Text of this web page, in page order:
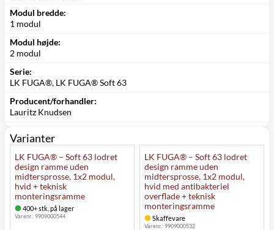
Modul bredde:
1 modul
Modul højde:
2 modul
Serie:
LK FUGA®, LK FUGA® Soft 63
Producent/forhandler:
Lauritz Knudsen
Varianter
LK FUGA® – Soft 63 lodret
design ramme uden
midtersprosse, 1x2 modul,
hvid + teknisk
monteringsramme
400+ stk. på lager
Varenr.:9909000544
LK FUGA® – Soft 63 lodret
design ramme uden
midtersprosse, 1x2 modul,
hvid med antibakteriel
overflade + teknisk
monteringsramme
Skaffevare
Varenr.:9909000532